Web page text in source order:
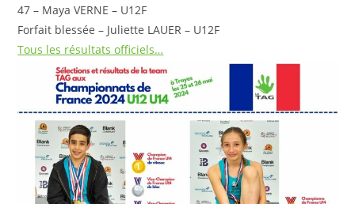
47 – Maya VERNE – U12F
Forfait blessée – Juliette LAUER – U12F
Tous les résultats officiels…